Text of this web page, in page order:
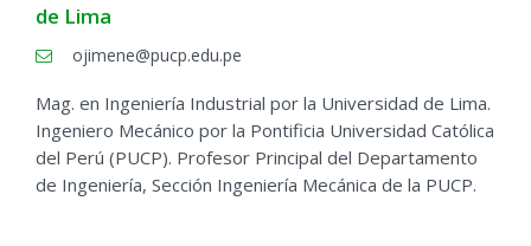
de Lima
ojimene@pucp.edu.pe
Mag. en Ingeniería Industrial por la Universidad de Lima.
Ingeniero Mecánico por la Pontificia Universidad Católica
del Perú (PUCP). Profesor Principal del Departamento
de Ingeniería, Sección Ingeniería Mecánica de la PUCP.